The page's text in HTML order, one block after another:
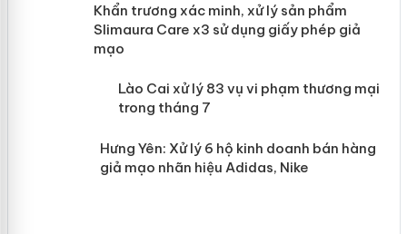
Khẩn trương xác minh, xử lý sản phẩm
Slimaura Care x3 sử dụng giấy phép giả
mạo
Lào Cai xử lý 83 vụ vi phạm thương
mại trong tháng 7